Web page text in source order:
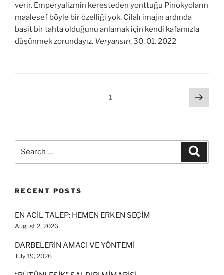
verir. Emperyalizmin keresteden yonttuğu Pinokyoların
maalesef böyle bir özelliği yok. Cilalı imajın ardında
basit bir tahta olduğunu anlamak için kendi kafamızla
düşünmek zorundayız. Veryansın, 30. 01. 2022
Page1
Next
page
RECENT POSTS
EN ACİL TALEP: HEMEN ERKEN SEÇİM
August 2, 2026
DARBELERİN AMACI VE YÖNTEMİ
July 19, 2026